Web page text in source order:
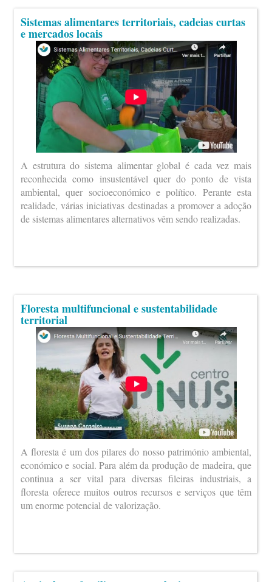
Sistemas alimentares territoriais, cadeias curtas
e mercados locais
A estrutura do sistema alimentar global é cada vez mais
reconhecida como insustentável quer do ponto de vista
ambiental, quer socioeconómico e político. Perante esta
realidade, várias iniciativas destinadas a promover a adoção
de sistemas alimentares alternativos vêm sendo realizadas.
Floresta multifuncional e sustentabilidade
territorial
A floresta é um dos pilares do nosso património ambiental,
económico e social. Para além da produção de madeira, que
continua a ser vital para diversas fileiras industriais, a
floresta oferece muitos outros recursos e serviços que têm
um enorme potencial de valorização.